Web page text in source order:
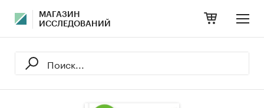
МАГАЗИН
ИССЛЕДОВАНИЙ